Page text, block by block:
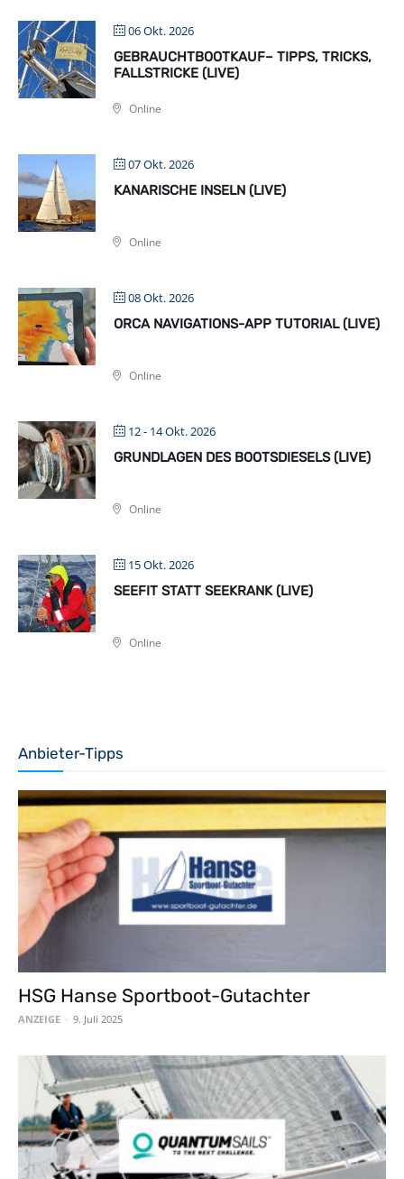
06 Okt. 2026
GEBRAUCHTBOOTKAUF– TIPPS, TRICKS,
FALLSTRICKE (LIVE)
Online
07 Okt. 2026
KANARISCHE INSELN (LIVE)
Online
08 Okt. 2026
ORCA NAVIGATIONS-APP TUTORIAL (LIVE)
Online
12 - 14 Okt. 2026
GRUNDLAGEN DES BOOTSDIESELS (LIVE)
Online
15 Okt. 2026
SEEFIT STATT SEEKRANK (LIVE)
Online
Anbieter-Tipps
HSG Hanse Sportboot-Gutachter
ANZEIGE - 9. Juli 2025